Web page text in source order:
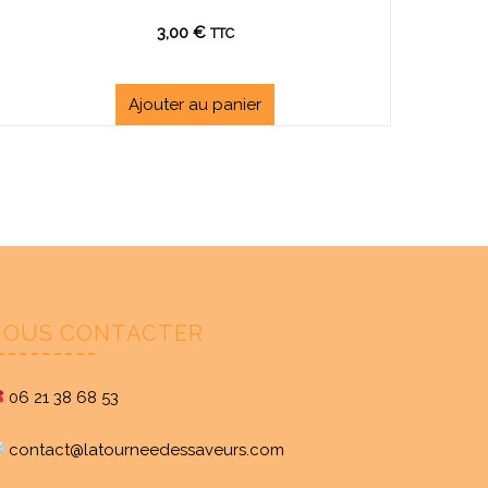
3,00 € TTC
Ajouter au panier
CONTACTER
06 21 38 68 53
contact@latourneedessaveurs.com